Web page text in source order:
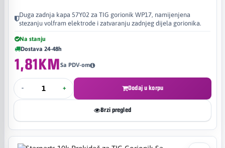
Duga zadnja kapa 57Y02 za TIG gorionik WP17, namijenjena
stezanju volfram elektrode i zatvaranju zadnjeg dijela gorionika.
Na stanju
Dostava 24-48h
1,81KMSa PDV-om
- + Dodaj u korpu
Brzi pregled